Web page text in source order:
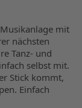
mit
nächsten
Tanz- und
selbst mit.
Stick kommt,
Einfach